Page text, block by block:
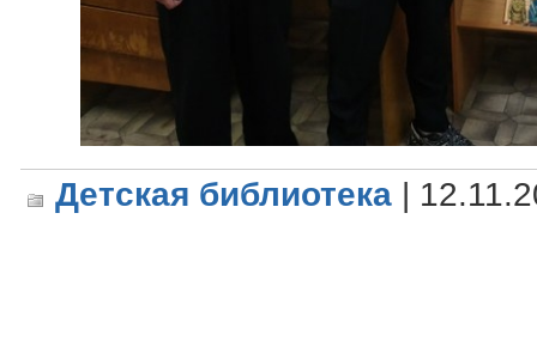
Детская библиотека |